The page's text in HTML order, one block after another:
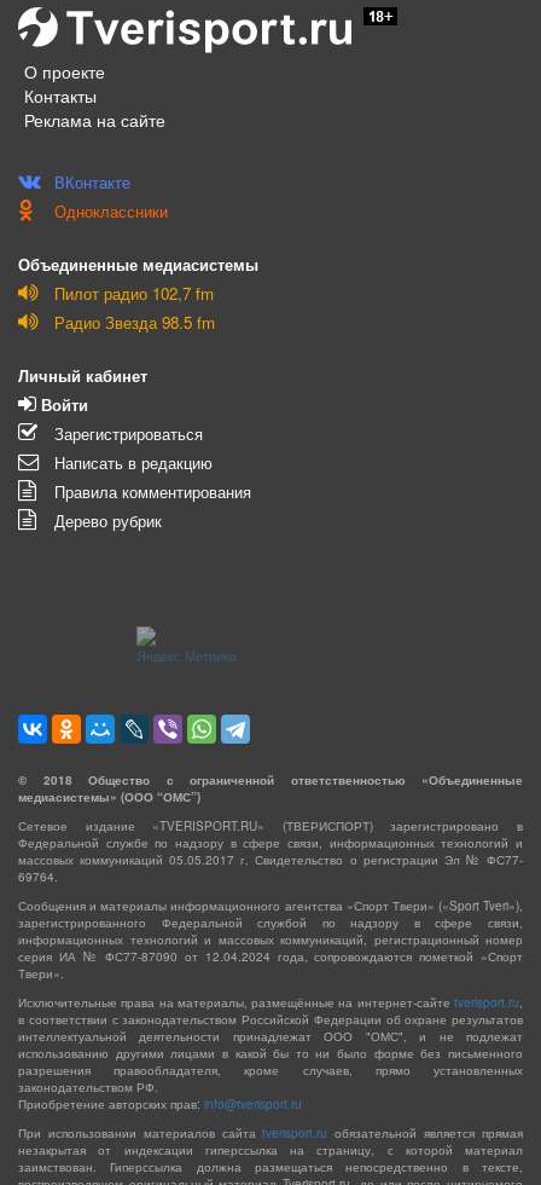
О проекте
Контакты
Реклама на сайте
ВКонтакте
Одноклассники
Объединенные медиасистемы
Пилот радио 102,7 fm
Радио Звезда 98.5 fm
Личный кабинет
Войти
Зарегистрироваться
Написать в редакцию
Правила комментирования
Дерево рубрик
© 2018 Общество с ограниченной ответственностью «Объединенные
медиасистемы» (ООО “ОМС”)
Сетевое издание «TVERISPORT.RU» (ТВЕРИСПОРТ) зарегистрировано в
Федеральной службе по надзору в сфере связи, информационных технологий и
массовых коммуникаций 05.05.2017 г. Свидетельство о регистрации Эл № ФС77-
69764.
Сообщения и материалы информационного агентства «Спорт Твери» («Sport Tveri»),
зарегистрированного Федеральной службой по надзору в сфере связи,
информационных технологий и массовых коммуникаций, регистрационный номер
серия ИА № ФС77-87090 от 12.04.2024 года, сопровождаются пометкой «Спорт
Твери».
Исключительные права на материалы, размещённые на интернет-сайте tverisport.ru,
в соответствии с законодательством Российской Федерации об охране результатов
интеллектуальной деятельности принадлежат ООО "ОМС", и не подлежат
использованию другими лицами в какой бы то ни было форме без письменного
разрешения правообладателя, кроме случаев, прямо установленных
законодательством РФ.
Приобретение авторских прав: info@tverisport.ru
При использовании материалов сайтаtverisport.ru обязательной является прямая
незакрытая от индексации гиперссылка на страницу, с которой материал
заимствован. Гиперссылка должна размещаться непосредственно в тексте,